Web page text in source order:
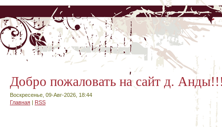
Добро пожаловать на сайт д.
Воскресенье, 09-Авг-2026, 18:44
Главная | RSS